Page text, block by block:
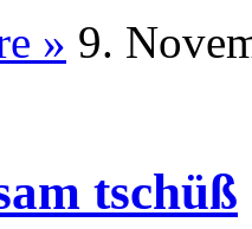
» 9.
tschüß